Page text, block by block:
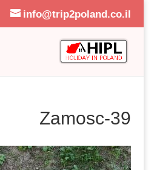
info@trip2poland.co.il
Zamosc-39